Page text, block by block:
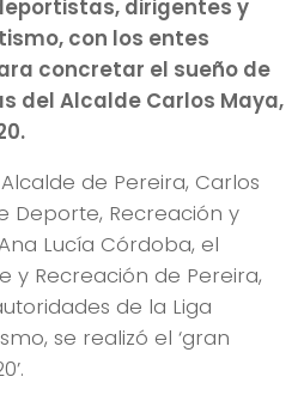
dirigentes y
con los entes
concretar el sueño de
del Alcalde Carlos Maya,
de Pereira, Carlos
Deporte, Recreación y
Lucía Córdoba, el
y Recreación de Pereira,
de la Liga
se realizó el ‘gran